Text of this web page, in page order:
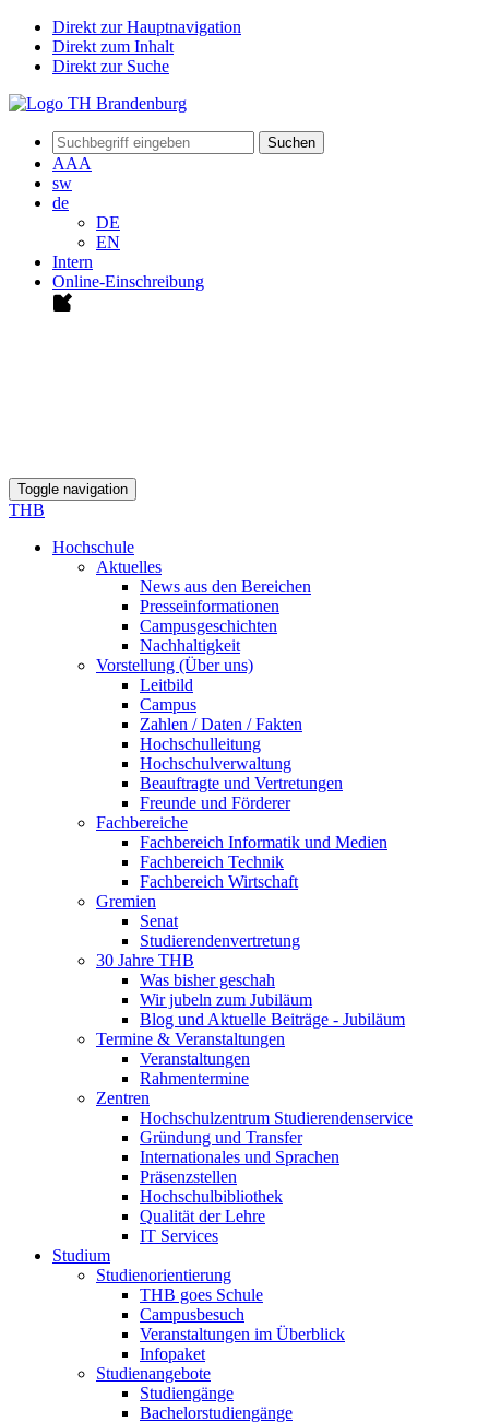
Direkt zur Hauptnavigation
Direkt zum Inhalt
Direkt zur Suche
Suchen
AAA
sw
de
DE
EN
Intern
Online-Einschreibung
Toggle navigation
THB
Hochschule
Aktuelles
News aus den Bereichen
Presseinformationen
Campusgeschichten
Nachhaltigkeit
Vorstellung (Über uns)
Leitbild
Campus
Zahlen / Daten / Fakten
Hochschulleitung
Hochschulverwaltung
Beauftragte und Vertretungen
Freunde und Förderer
Fachbereiche
Fachbereich Informatik und Medien
Fachbereich Technik
Fachbereich Wirtschaft
Gremien
Senat
Studierendenvertretung
30 Jahre THB
Was bisher geschah
Wir jubeln zum Jubiläum
Blog und Aktuelle Beiträge - Jubiläum
Termine & Veranstaltungen
Veranstaltungen
Rahmentermine
Zentren
Hochschulzentrum Studierendenservice
Gründung und Transfer
Internationales und Sprachen
Präsenzstellen
Hochschulbibliothek
Qualität der Lehre
IT Services
Studium
Studienorientierung
THB goes Schule
Campusbesuch
Veranstaltungen im Überblick
Infopaket
Studienangebote
Studiengänge
Bachelorstudiengänge